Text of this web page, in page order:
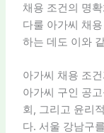
채용 조건의 명
다룰 아가씨 채
하는 데도 이와
아가씨 채용 조
아가씨 구인 공
회, 그리고 윤리
다. 서울 강남구